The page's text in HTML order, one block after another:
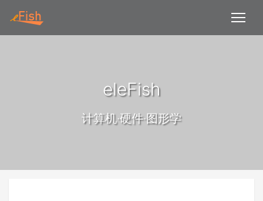
eleFish
计算机·硬件·图形学